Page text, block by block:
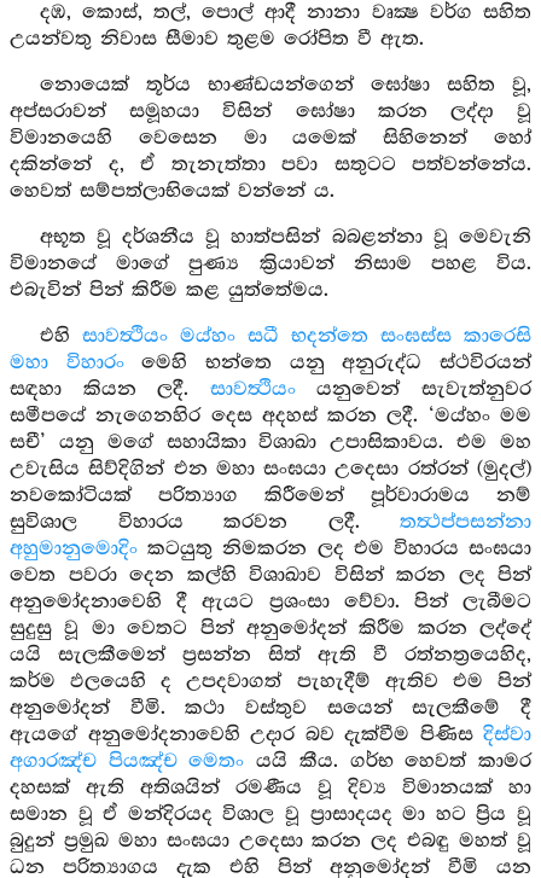
දඹ, කොස්, තල්, පොල් ආදී නානා වෘක්‍ෂ වර්ග සහිත
උයන්වතු නිවාස සීමාව තුළම රෝපිත වී ඇත.
නොයෙක් තූර්ය භාණ්ඩයන්ගෙන් ඝෝෂා සහිත වූ,
අප්සරාවන් සමූහයා විසින් ඝෝෂා කරන ලද්දා වූ
විමානයෙහි වෙසෙන මා යමෙක් සිහිනෙන් හෝ
දකින්නේ ද, ඒ තැනැත්තා පවා සතුටට පත්වන්නේය.
හෙවත් සම්පත්ලාභියෙක් වන්නේ ය.
අභූත වූ දර්ශනීය වූ හාත්පසින් බබළන්නා වූ මෙවැනි
විමානයේ මාගේ පුණ්‍ය ක්‍රියාවන් නිසාම පහළ විය.
එබැවින් පින් කිරීම කළ යුත්තේමය.
එහි සාවත්‍ථියං මය්හං සධී භදන්තෙ සංඝස්ස කාරෙසි
මහා විහාරංමෙහි භන්තෙ යනු අනුරුද්ධ ස්ථවිරයන්
සඳහා කියන ලදී. සාවත්‍ථියංයනුවෙන් සැවැත්නුවර
සමීපයේ නැගෙනහිර දෙස අදහස් කරන ලදී. ‘මය්හං මම
සචී’ යනු මගේ සහායිකා විශාඛා උපාසිකාවය. එම මහ
උවැසිය සිව්දිගින් එන මහා සංඝයා උදෙසා රත්රන් (මුදල්)
නවකෝටියක් පරිත්‍යාග කිරීමෙන් පූර්වාරාමය නම්
සුවිශාල විහාරය කරවන ලදී. තත්‍ථප්පසන්නා
අහුමානුමොදිං කටයුතු නිමකරන ලද එම විහාරය සංඝයා
වෙත පවරා දෙන කල්හි විශාඛාව විසින් කරන ලද පින්
අනුමෝදනාවෙහි දී ඇයට ප්‍රශංසා වේවා. පින් ලැබීමට
සුදුසු වූ මා වෙතට පින් අනුමෝදන් කිරීම කරන ලද්දේ
යයි සැලකීමෙන් ප්‍රසන්න සිත් ඇති වී රත්නත්‍රයෙහිද,
කර්ම ඵලයෙහි ද උපදවාගත් පැහැදීම් ඇතිව එම පින්
අනුමෝදන් වීමි. කථා වස්තුව සයෙන් සැලකීමේ දී
ඇයගේ අනුමෝදනාවෙහි උදාර බව දැක්වීම පිණිස දිස්වා
අගාරඤ්ච පියඤ්ච මෙතං යයි කීය. ගර්භ හෙවත් කාමර
දහසක් ඇති අතිශයින් රමණීය වූ දිව්‍ය විමානයක් හා
සමාන වූ ඒ මන්දිරයද විශාල වූ ප්‍රාසාදයද මා හට ප්‍රිය වූ
බුදුන් ප්‍රමුඛ මහා සංඝයා උදෙසා කරන ලද එබඳු මහත් වූ
ධන පරිත්‍යාගය දැක එහි පින් අනුමෝදන් වීමි යන